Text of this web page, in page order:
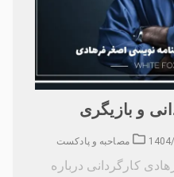
و بازیگری
مصاحبه و پادکست
کارگردانی درباره